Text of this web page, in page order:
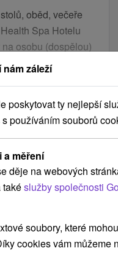
oběd, večeře
Spa Hotelu
osobu (dospělou)
na základě
fitness trénink s
předpisu lékaře (platí
min. 7 nocí)
a fitness hotelu
- obě křídla
Hotel
vstup do
- bezplatné využívání
fitness centra,
hotelu Esplanade
v příslušné
(ta se nachází v
chůze (procedura
Check in a Check
záleží
poskytovat ty nejlepší
používáním souborů
a měření
děje na webových
takéslužby společnosti
soubory, které
cookies vám